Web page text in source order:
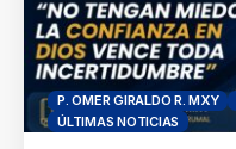
P. OMER GIRALDO R. MXY
ÚLTIMAS NOTICIAS